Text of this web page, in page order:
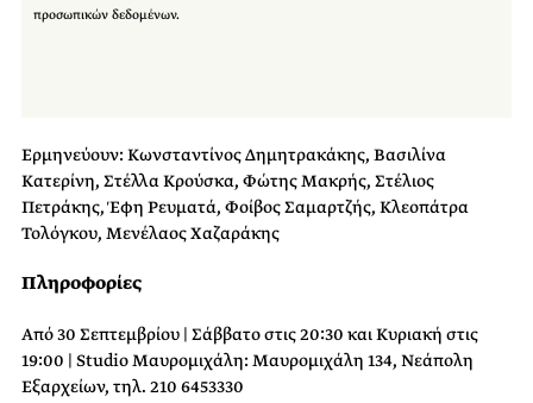
προσωπικών δεδομένων.
Ερμηνεύουν: Κωνσταντίνος Δημητρακάκης, Βασιλίνα
Κατερίνη, Στέλλα Κρούσκα, Φώτης Μακρής, Στέλιος
Πετράκης, Έφη Ρευματά, Φοίβος Σαμαρτζής, Κλεοπάτρα
Τολόγκου, Μενέλαος Χαζαράκης
Πληροφορίες
Από 30 Σεπτεμβρίου | Σάββατο στις 20:30 και Κυριακή στις
19:00 | Studio Μαυρομιχάλη: Μαυρομιχάλη 134, Νεάπολη
Εξαρχείων, τηλ. 210 6453330